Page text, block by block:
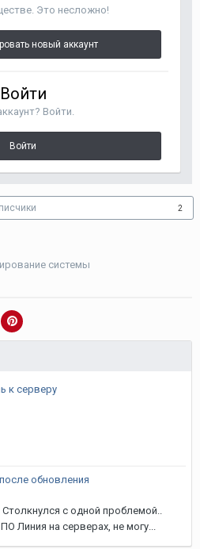
Это несложно!
новый аккаунт
Войти
Войти.
Войти
2
системы
к серверу
обновления
с одной проблемой..
Линия на серверах, не могу...